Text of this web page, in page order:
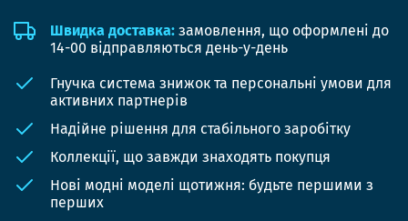
Швидка доставка: замовлення, що оформлені до
14-00 відправляються день-у-день
Гнучка система знижок та персональні умови для
активних партнерів
Надійне рішення для стабільного заробітку
Коллекції, що завжди знаходять покупця
Нові модні моделі щотижня: будьте першими з
перших